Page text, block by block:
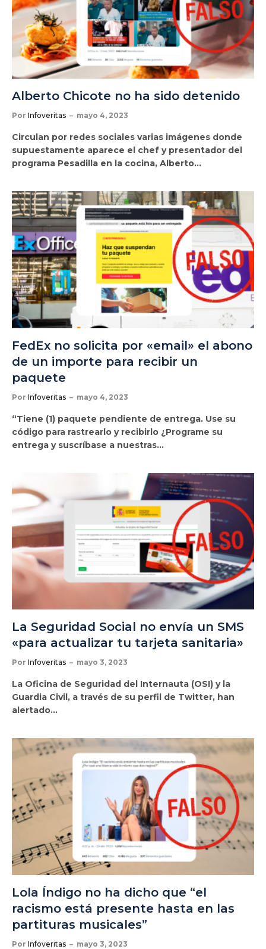
Alberto Chicote no ha sido detenido
Por Infoveritas mayo 4, 2023
Circulan por redes sociales varias imágenes donde
supuestamente aparece el chef y presentador del
programa Pesadilla en la cocina, Alberto…
FedEx no solicita por «email» el abono
de un importe para recibir un
paquete
Por Infoveritas mayo 4, 2023
“Tiene (1) paquete pendiente de entrega. Use su
código para rastrearlo y recibirlo ¿Programe su
entrega y suscríbase a nuestras…
La Seguridad Social no envía un SMS
«para actualizar tu tarjeta sanitaria»
Por Infoveritas mayo 3, 2023
La Oficina de Seguridad del Internauta (OSI) y la
Guardia Civil, a través de su perfil de Twitter, han
alertado…
Lola Índigo no ha dicho que “el
racismo está presente hasta en las
partituras musicales”
Por Infoveritas mayo 3, 2023